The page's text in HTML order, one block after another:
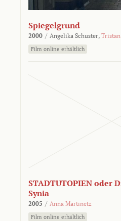
Spiegelgrund
2000 / Angelika Schuster,
Film online erhältlich
STADTUTOPIEN oder
Synia
2005 / Anna Martinetz
Film online erhältlich